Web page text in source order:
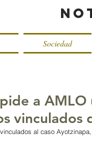
Sociedad
a
vinculados
al caso